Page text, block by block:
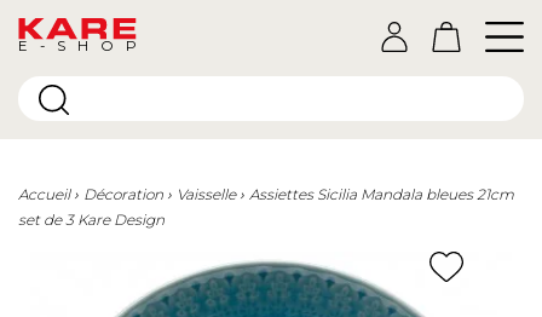
E-SHOP
Accueil Décoration Vaisselle
Assiettes Sicilia Mandala bleues 21cm
set de 3 Kare Design